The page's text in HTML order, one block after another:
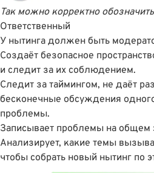
Так можно корректно
Ответственный
У нытинга должен быть
Создаёт безопасное
и следит за их соблюдением.
Следит за таймингом, не даёт
бесконечные обсуждения
проблемы.
Записывает проблемы на общем
Анализирует, какие темы
чтобы собрать новый нытинг по